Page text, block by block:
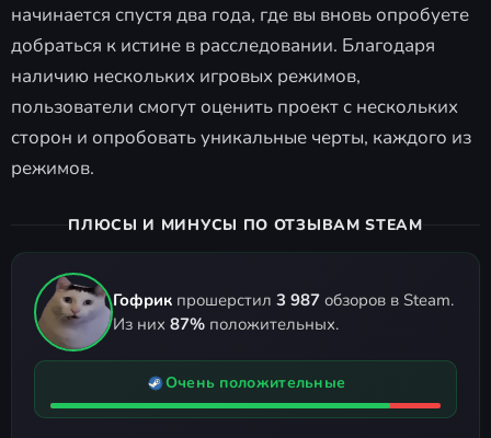
начинается спустя два года, где вы вновь опробуете
добраться к истине в расследовании. Благодаря
наличию нескольких игровых режимов,
пользователи смогут оценить проект с нескольких
сторон и опробовать уникальные черты, каждого из
режимов.
ПЛЮСЫ И МИНУСЫ ПО ОТЗЫВАМ STEAM
Гофрик прошерстил 3 987 обзоров в Steam.
Из них 87% положительных.
Очень положительные